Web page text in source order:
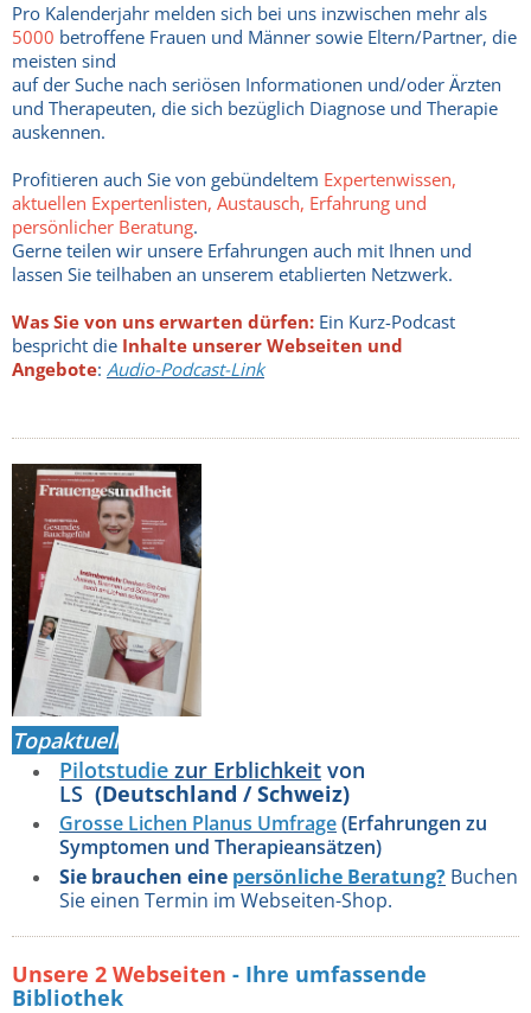
Pro Kalenderjahr melden sich bei uns inzwischen mehr als
5000 betroffene Frauen und Männer sowie Eltern/Partner, die
meisten sind
auf der Suche nach seriösen Informationen und/oder Ärzten
und Therapeuten, die sich bezüglich Diagnose und Therapie
auskennen.
Profitieren auch Sie von gebündeltem Expertenwissen,
aktuellen Expertenlisten, Austausch, Erfahrung und
persönlicher Beratung.
Gerne teilen wir unsere Erfahrungen auch mit Ihnen und
lassen Sie teilhaben an unserem etablierten Netzwerk.
Was Sie von uns erwarten dürfen: Ein Kurz-Podcast
bespricht die Inhalte unserer Webseiten und
Angebote: Audio-Podcast-Link
Topaktuell
Pilotstudie zur Erblichkeit von
LS (Deutschland / Schweiz)
Grosse Lichen Planus Umfrage(Erfahrungen zu
Symptomen und Therapieansätzen)
Sie brauchen eine persönliche Beratung? Buchen
Sie einen Termin im Webseiten-Shop.
Unsere 2 Webseiten - Ihre umfassende
Bibliothek